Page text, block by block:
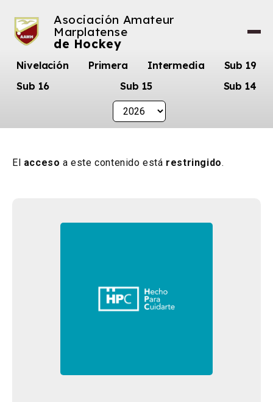
Asociación Amateur
Marplatense
de Hockey
Nivelación Primera Intermedia
Sub 19
Sub 16
Sub 15 Sub 14
El acceso a este contenido está restringido.